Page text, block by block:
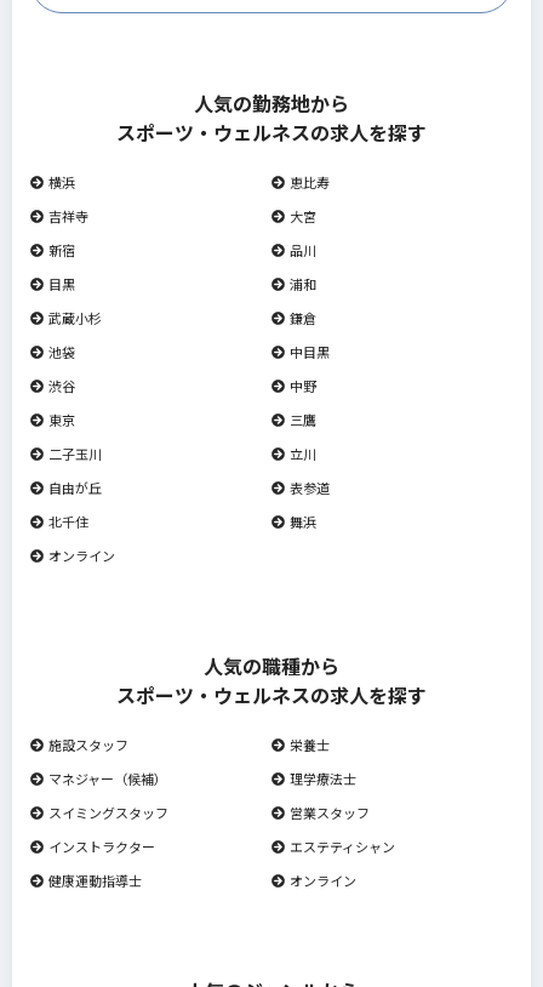
人気の勤務地から
スポーツ・ウェルネスの求人を探す
横浜
恵比寿
吉祥寺
大宮
新宿
品川
目黒
浦和
武蔵小杉
鎌倉
池袋
中目黒
渋谷
中野
東京
三鷹
二子玉川
立川
自由が丘
表参道
北千住
舞浜
オンライン
人気の職種から
スポーツ・ウェルネスの求人を探す
施設スタッフ
栄養士
マネジャー（候補）
理学療法士
スイミングスタッフ
営業スタッフ
インストラクター
エステティシャン
健康運動指導士
オンライン